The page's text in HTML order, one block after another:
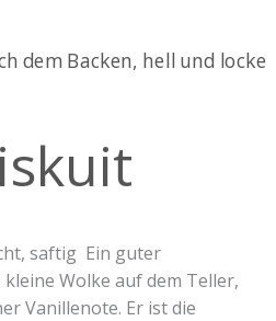
saftig Ein guter
Wolke auf dem Teller,
Vanillenote. Er ist die